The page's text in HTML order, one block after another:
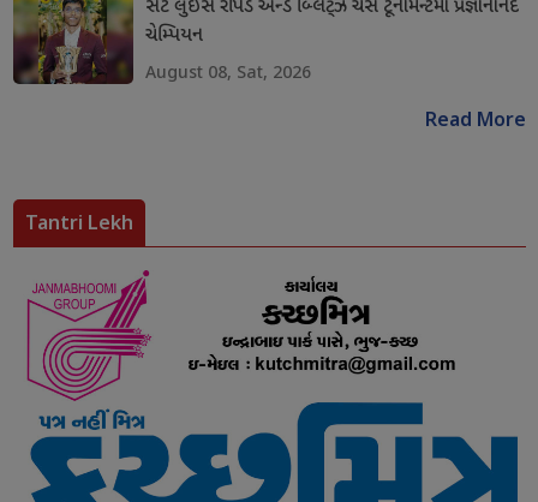
સેંટ લુઈસ રેપિડ એન્ડ બ્લિટ્ઝ ચેસ ટૂર્નામેન્ટમાં પ્રજ્ઞાનાનંદ
ચેમ્પિયન
August 08, Sat, 2026
Read More
Tantri Lekh